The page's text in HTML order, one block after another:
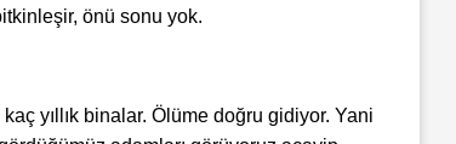
önü sonu yok.
yıllık binalar. Ölüme doğru gidiyor. Yani